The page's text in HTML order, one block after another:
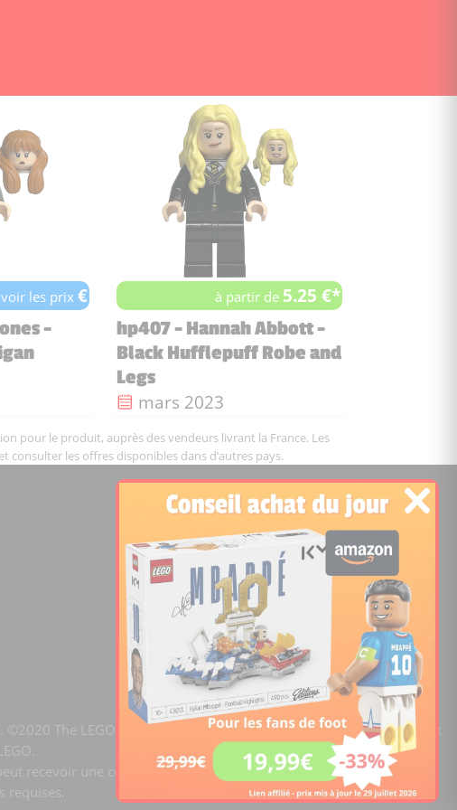
voir les prix€
-
à partir de 5.25 €*
hp407 - Hannah Abbott -
Black Hufflepuff Robe and
Legs
Date de sortie :
mars 2023
pour le produit, auprès des vendeurs livrant la France. Les
les offres disponibles dans d’autres pays.
©2026 Temple of Bricks
Notez le site:
Comparateur de prix Lego
4.2/5 -15441notes
The LEGO Group. Templeofbricks.com est un site indépendant
recevoir une commission. En tant que Partenaire Amazon, ce site